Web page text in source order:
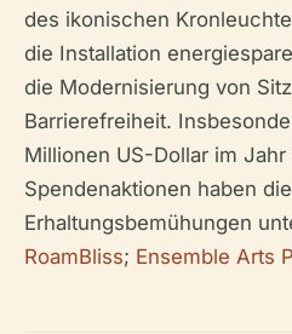
des ikonischen
die Installation
die Modernisierung von
Barrierefreiheit.
Millionen US-Dollar im
Spendenaktionen haben
Erhaltungsbemühungen
RoamBliss; Ensemble Arts